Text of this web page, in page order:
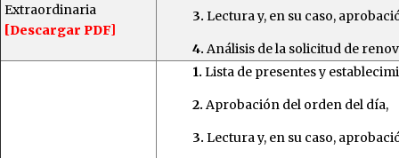
Extraordinaria
[Descargar PDF]
3. Lectura y, en su caso,
4. Análisis de la solicitud de
1. Lista de presentes y
2. Aprobación del orden del día,
3. Lectura y, en su caso,